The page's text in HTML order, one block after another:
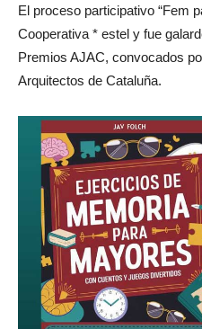
El proceso participativo “Fem
Cooperativa * estel y fue
Premios AJAC, convocados
Arquitectos de Cataluña.